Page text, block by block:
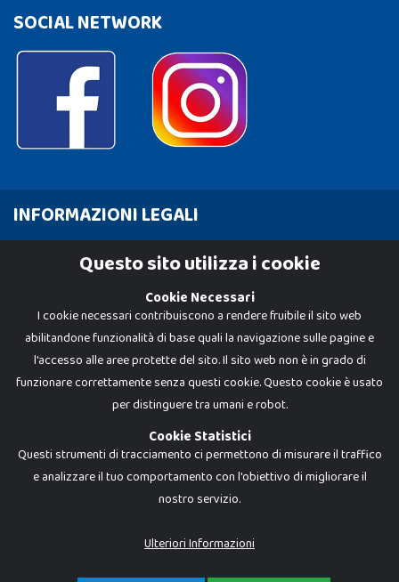
SOCIAL NETWORK
INFORMAZIONI LEGALI
Cookie Policy
Dadi e Mattoncini è un brand di Giocabene Srl. Ogni riproduzione o utilizzo non
I prezzi e le promozioni pubblicate potrebbero differire da quanto esposto in
Questo sito utilizza i cookie
Cookie Necessari
I cookie necessari contribuiscono a rendere fruibile il sito web
abilitandone funzionalità di base quali la navigazione sulle pagine e
l'accesso alle aree protette del sito. Il sito web non è in grado di
funzionare correttamente senza questi cookie. Questo cookie è usato
per distinguere tra umani e robot.
Cookie Statistici
Questi strumenti di tracciamento ci permettono di misurare il traffico
e analizzare il tuo comportamento con l'obiettivo di migliorare il
nostro servizio.
Ulteriori Informazioni